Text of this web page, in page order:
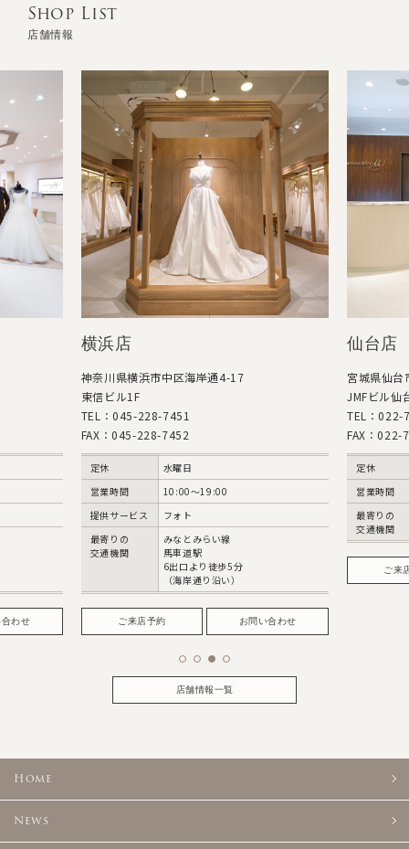
Shop List
店舗情報
横浜店
神奈川県横浜市中区海岸通4-17
東信ビル1F
TEL：045-228-7451
FAX：045-228-7452
10:00〜19:00
提供サービス
フォト
みなとみらい線
馬車道駅
6出口より徒歩5分
（海岸通り沿い）
ご来店予約 お問い合わせ
仙台店
宮城県仙台市青葉
JMFビル仙台01 1階
TEL：022-726-
FAX：022-726-
交通機関
JR仙
徒歩5
ご来店予約
店舗情報一覧
Home
News